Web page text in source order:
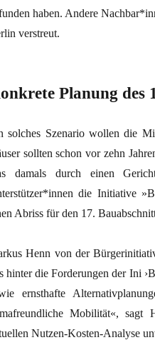
haben. Andere
verstreut.
Planung des
solches Szenario wollen die
sollten schon vor zehn
damals durch einen
die Initiative
Abriss für den 17.
Henn von der
hinter die Forderungen der Ini
ernsthafte
Mobilität«, sagt
Nutzen-Kosten-Analyse